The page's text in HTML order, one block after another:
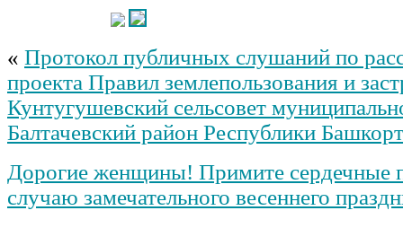
« Протокол публичных слушаний по
проекта Правил землепользования и
Кунтугушевский сельсовет
Балтачевский район Республики
Дорогие женщины! Примите сердечные
случаю замечательного весеннего